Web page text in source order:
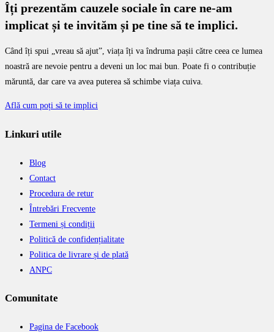
Îți prezentăm cauzele sociale în care ne-am
implicat și te invităm și pe tine să te implici.
Când îți spui „vreau să ajut”, viața îți va îndruma pașii către ceea ce lumea
noastră are nevoie pentru a deveni un loc mai bun. Poate fi o contribuție
măruntă, dar care va avea puterea să schimbe viața cuiva.
Află cum poți să te implici
Linkuri utile
Blog
Contact
Procedura de retur
Întrebări Frecvente
Termeni și condiții
Politică de confidențialitate
Politica de livrare și de plată
ANPC
Comunitate
Pagina de Facebook